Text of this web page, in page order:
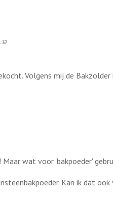
Volgens mij de Bakzolder
wat voor 'bakpoeder'
Kan ik dat